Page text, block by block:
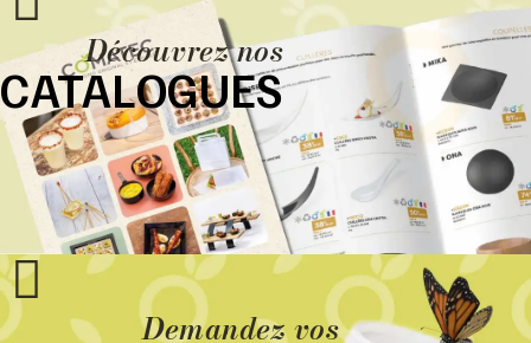
Découvrez nos
CATALOGUES
Demandez vos